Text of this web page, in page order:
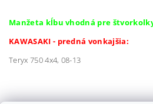
Manžeta kĺbu vhodná pre
KAWASAKI - predná vonkajšia:
Teryx 750 4x4, 08-13